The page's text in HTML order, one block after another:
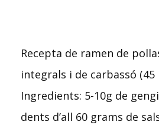
Recepta de ramen de
integrals i de carbassó (45
Ingredients: 5-10g de
dents d’all 60 grams de